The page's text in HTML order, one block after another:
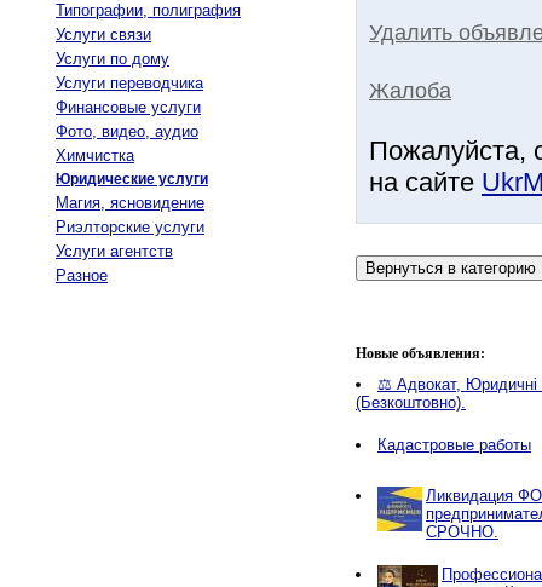
Типографии, полиграфия
Услуги связи
Услуги по дому
Услуги переводчика
Финансовые услуги
Фото, видео, аудио
Химчистка
Юридические услуги
Магия, ясновидение
Риэлторские услуги
Услуги агентств
Разное
Удалить
Жалоба
Пожалуйста,
на сайте
Новые объявления:
⚖️ Адвокат, Юридичні
(Безкоштовно).
Кадастровые работы
Ликвидация
СРОЧНО.